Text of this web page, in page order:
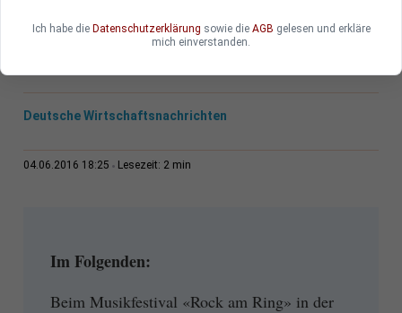
Wetteraussichten bleiben schlecht.
Deutsche Wirtschaftsnachrichten
04.06.2016 18:25 Lesezeit: 2 min
Im Folgenden:
Beim Musikfestival «Rock am Ring» in der
Ich habe die Datenschutzerklärung sowie die AGB gelesen und erkläre
mich einverstanden.